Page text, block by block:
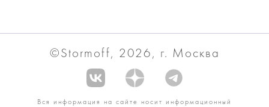
©Stormoff, 2026, г. Москва
Вся информация на сайте носит информационный